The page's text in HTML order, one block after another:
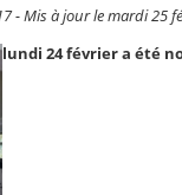
- Mis à jour le mardi 25
lundi 24 février a été